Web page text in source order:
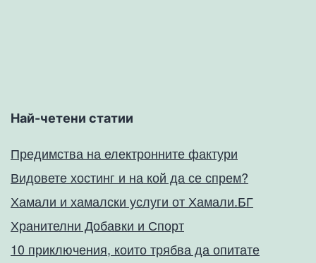
Най-четени статии
Предимства на електронните фактури
Видовете хостинг и на кой да се спрем?
Хамали и хамалски услуги от Хамали.БГ
Хранителни Добавки и Спорт
10 приключения, които трябва да опитате